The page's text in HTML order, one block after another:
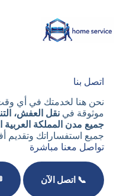
اتصل بنا
نحن هنا لخدمتك في أي
موثوقة في نقل العفش،
جميع مدن المملكة العربية
جميع استفساراتك وتقديم
تواصل معنا مباشرة
📞 اتصل الآن